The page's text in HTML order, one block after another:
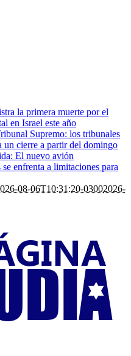
la primera muerte por el
en Israel este año
Supremo: los tribunales
un cierre a partir del domingo
El nuevo avión
enfrenta a limitaciones para
08-06T10:31:20-03002026-